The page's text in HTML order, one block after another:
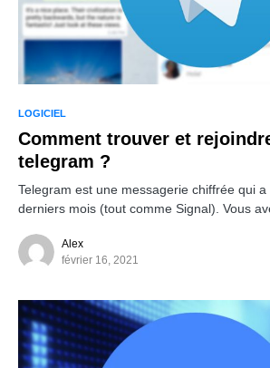
LOGICIEL
Comment trouver et
telegram ?
Telegram est une messagerie chiffrée qui
derniers mois (tout comme Signal). Vous
Alex
février 16, 2021